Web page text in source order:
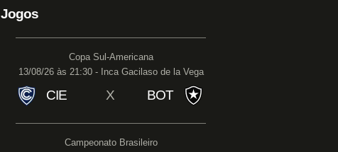
Jogos
Copa Sul-Americana
13/08/26 às 21:30 - Inca Gacilaso de la Vega
CIE X BOT
Campeonato Brasileiro